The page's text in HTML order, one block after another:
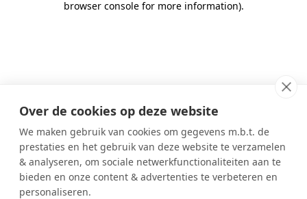
Over de cookies op deze website
We maken gebruik van cookies om gegevens m.b.t. de
prestaties en het gebruik van deze website te verzamelen
& analyseren, om sociale netwerkfunctionaliteiten aan te
bieden en onze content & advertenties te verbeteren en
personaliseren.
browser console for more information).